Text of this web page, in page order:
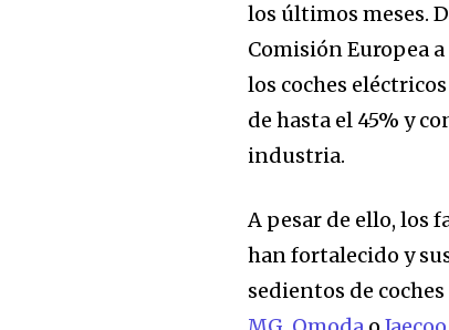
los últimos meses.
Comisión Europea
los coches
de hasta el 45% y
industria.
A pesar de ello, los
han fortalecido y
sedientos de